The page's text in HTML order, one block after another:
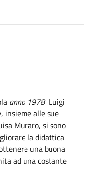
anno 1978 Luigi
insieme alle sue
Muraro, si sono
la didattica
una buona
ad una costante